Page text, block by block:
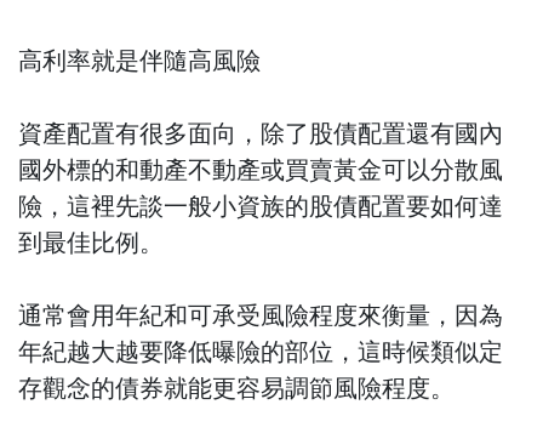
高利率就是伴隨高風險
資產配置有很多面向，除了股債配置還有國內
國外標的和動產不動產或買賣黃金可以分散風
險，這裡先談一般小資族的股債配置要如何達
到最佳比例。
通常會用年紀和可承受風險程度來衡量，因為
年紀越大越要降低曝險的部位，這時候類似定
存觀念的債券就能更容易調節風險程度。